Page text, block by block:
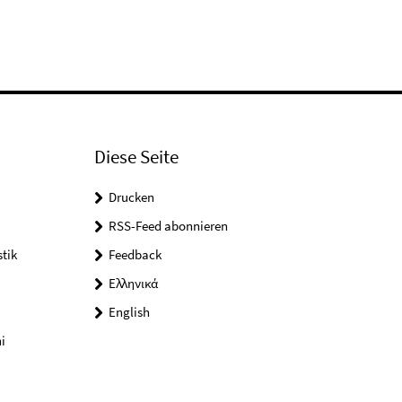
Diese Seite
Drucken
RSS-Feed abonnieren
Feedback
Ελληνικά
English